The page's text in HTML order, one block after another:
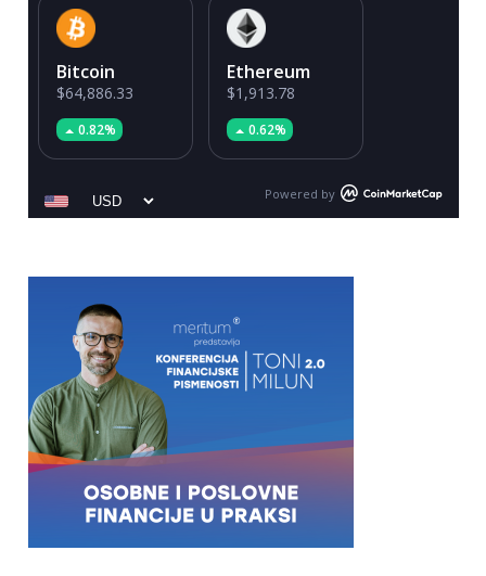
Bitcoin
$64,886.33
0.82%
Ethereum
$1,913.78
0.62%
Powered by